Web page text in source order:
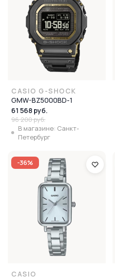
CASIO G-SHOCK
GMW-BZ5000BD-1
61 568 руб.
96 200 руб.
В магазине: Санкт-
Петербург
-36%
CASIO